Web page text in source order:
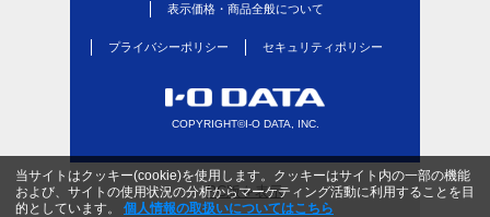
表示価格・商品全般について
プライバシーポリシー セキュリティポリシー
COPYRIGHT©I-O DATA, INC.
当サイトはクッキー(cookie)を使用します。クッキーはサイト内の一部の機能
および、サイトの使用状況の分析からマーケティング活動に利用することを目
的としています。
個人情報の取扱いについてはこちら
PC版を表示